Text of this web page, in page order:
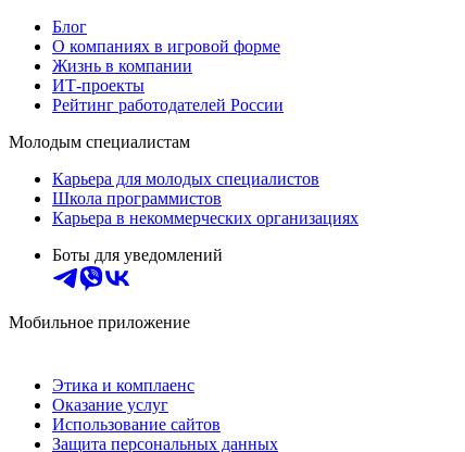
Блог
О компаниях в игровой форме
Жизнь в компании
ИТ-проекты
Рейтинг работодателей России
Молодым специалистам
Карьера для молодых специалистов
Школа программистов
Карьера в некоммерческих организациях
Боты для уведомлений
Мобильное приложение
Этика и комплаенс
Оказание услуг
Использование сайтов
Защита персональных данных